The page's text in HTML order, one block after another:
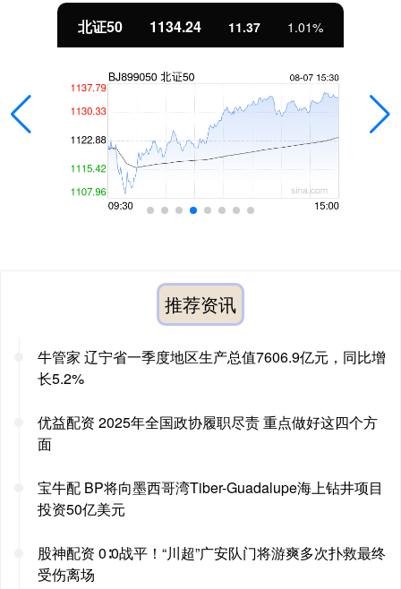
北证50 1134.24 11.37 1.01%
推荐资讯
牛管家 辽宁省一季度地区生产总值7606.9亿元，同比增
长5.2%
优益配资 2025年全国政协履职尽责 重点做好这四个方
面
宝牛配 BP将向墨西哥湾Tiber-Guadalupe海上钻井项目
投资50亿美元
股神配资 0∶0战平！“川超”广安队门将游爽多次扑救最终
受伤离场